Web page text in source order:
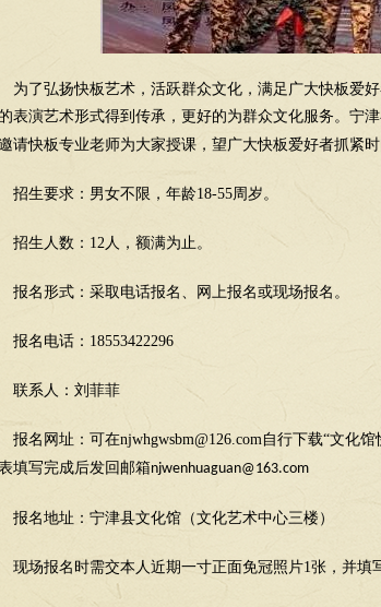
为了弘扬快板艺术，活跃群众文化，满足广大快板爱
表演艺术形式得到传承，更好的为群众文化服务。宁
请快板专业老师为大家授课，望广大快板爱好者抓紧时
招生要求：男女不限，年龄18-55周岁。
招生人数： 12人，额满为止。
报名形式：采取电话报名、网上报名或现场报名。
报名电话： 18553422296
联系人：刘菲菲
报名网址：可在njwhgwsbm@126.com自行下载“文化馆
填写完成后发回邮箱njwenhuaguan@163.com
报名地址：宁津县文化馆（文化艺术中心三楼）
现场报名时需交本人近期一寸正面免冠照片1张，并填